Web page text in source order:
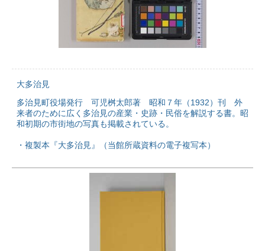
大多治見
多治見町役場発行 可児桝太郎著 昭和７年（1932）刊 外
来者のために広く多治見の産業・史跡・民俗を解説する書。昭
和初期の市街地の写真も掲載されている。
・複製本『大多治見』（当館所蔵資料の電子複写本）